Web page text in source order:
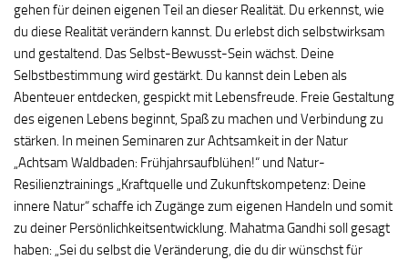
gehen für deinen eigenen Teil an dieser Realität. Du erkennst, wie
du diese Realität verändern kannst. Du erlebst dich selbstwirksam
und gestaltend. Das Selbst-Bewusst-Sein wächst. Deine
Selbstbestimmung wird gestärkt. Du kannst dein Leben als
Abenteuer entdecken, gespickt mit Lebensfreude. Freie Gestaltung
des eigenen Lebens beginnt, Spaß zu machen und Verbindung zu
stärken. In meinen Seminaren zur Achtsamkeit in der Natur
„Achtsam Waldbaden: Frühjahrsaufblühen!“ und Natur-
Resilienztrainings „Kraftquelle und Zukunftskompetenz: Deine
innere Natur“ schaffe ich Zugänge zum eigenen Handeln und somit
zu deiner Persönlichkeitsentwicklung. Mahatma Gandhi soll gesagt
haben: „Sei du selbst die Veränderung, die du dir wünschst für